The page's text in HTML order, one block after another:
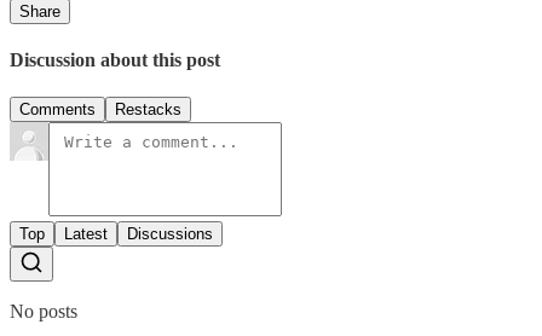
Share
Discussion about this post
Comments Restacks
Top Latest Discussions
No posts